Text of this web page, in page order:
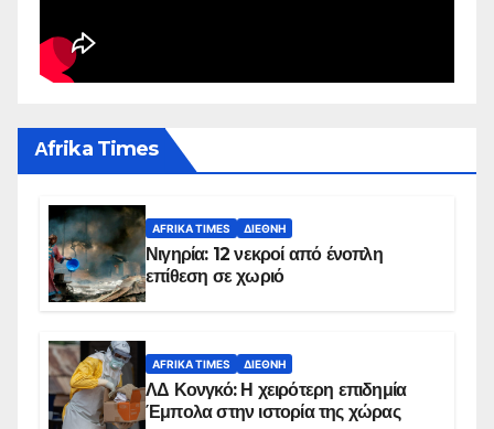
Αfrika Times
AFRIKA TIMES ΔΙΕΘΝΉ
Νιγηρία: 12 νεκροί από ένοπλη
επίθεση σε χωριό
AFRIKA TIMES ΔΙΕΘΝΉ
ΛΔ Κονγκό: Η χειρότερη επιδημία
Έμπολα στην ιστορία της χώρας